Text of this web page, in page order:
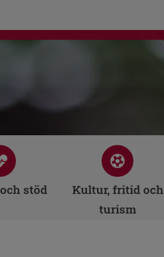
stöd
Kultur, fritid och
turism